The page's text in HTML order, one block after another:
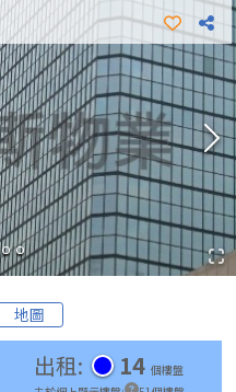
更多出售樓盤
地圖
出租: 14 個樓盤